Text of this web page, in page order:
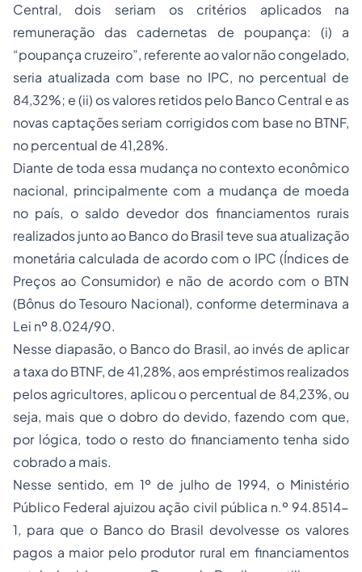
Central, dois seriam os critérios aplicados na
remuneração das cadernetas de poupança: (i) a
“poupança cruzeiro”, referente ao valor não congelado,
seria atualizada com base no IPC, no percentual de
84,32%; e (ii) os valores retidos pelo Banco Central e as
novas captações seriam corrigidos com base no BTNF,
no percentual de 41,28%.
Diante de toda essa mudança no contexto econômico
nacional, principalmente com a mudança de moeda
no país, o saldo devedor dos financiamentos rurais
realizados junto ao Banco do Brasil teve sua atualização
monetária calculada de acordo com o IPC (Índices de
Preços ao Consumidor) e não de acordo com o BTN
(Bônus do Tesouro Nacional), conforme determinava a
Lei nº 8.024/90.
Nesse diapasão, o Banco do Brasil, ao invés de aplicar
a taxa do BTNF, de 41,28%, aos empréstimos realizados
pelos agricultores, aplicou o percentual de 84,23%, ou
seja, mais que o dobro do devido, fazendo com que,
por lógica, todo o resto do financiamento tenha sido
cobrado a mais.
Nesse sentido, em 1º de julho de 1994, o Ministério
Público Federal ajuizou ação civil pública n.º 94.8514-
1, para que o Banco do Brasil devolvesse os valores
pagos a maior pelo produtor rural em financiamentos